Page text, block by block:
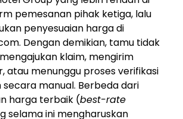
pemesanan pihak ketiga, lalu
penyesuaian harga di
Dengan demikian, tamu tidak
klaim, mengirim
atau menunggu proses verifikasi
manual. Berbeda dari
harga terbaik (best-rate
selama ini mengharuskan